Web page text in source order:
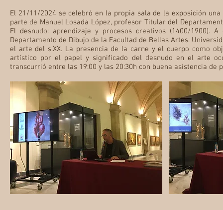
El 21/11/2024 se celebró en la propia sala de la exposición
parte de Manuel Losada López, profesor Titular del
El desnudo: aprendizaje y procesos creativos (1400/1900).
Departamento de Dibujo de la Facultad de Bellas Artes.
el arte del s.XX. La presencia de la carne y el cuerpo como
artístico por el papel y significado del desnudo en el arte
transcurrió entre las 19:00 y las 20:30h con buena asistencia de